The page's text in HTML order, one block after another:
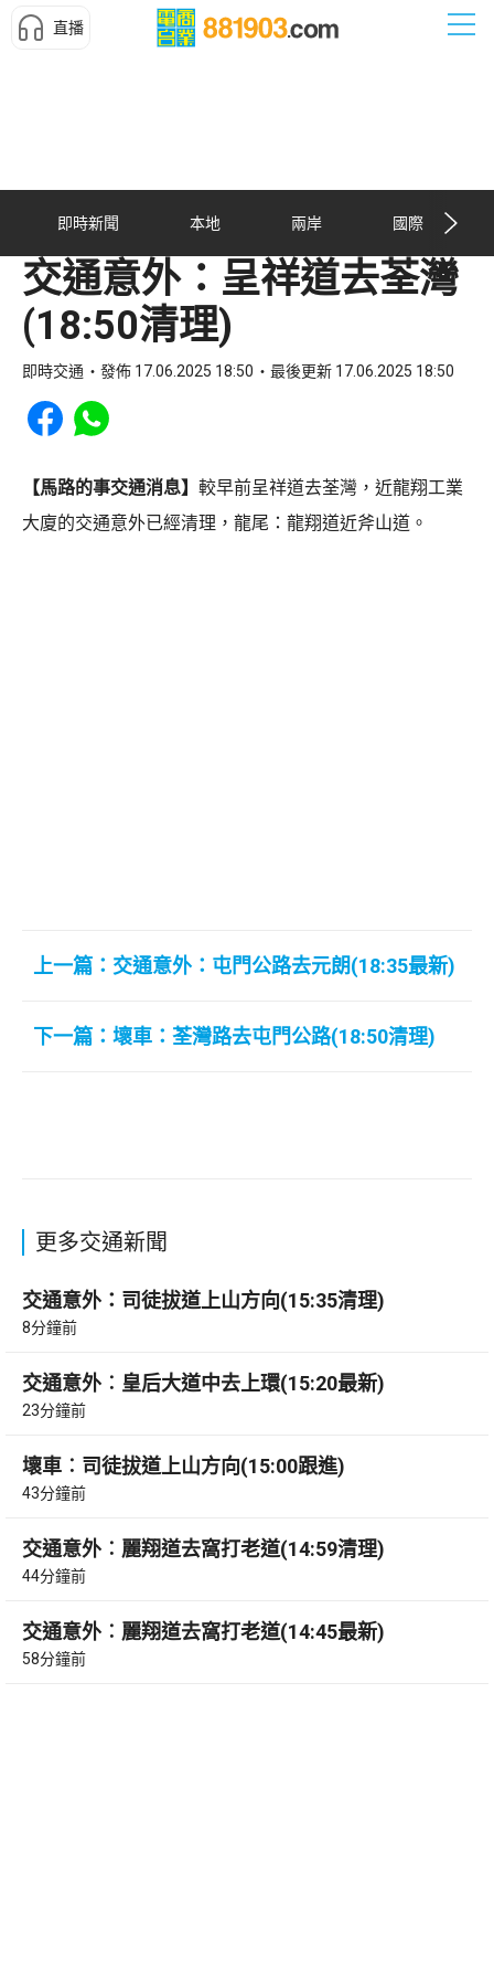
直播
即時新聞 本地 兩岸 國際
交通意外：呈祥道去荃灣
(18:50清理)
即時交通 發佈 17.06.2025 18:50 最後更新 17.06.2025 18:50
Share to Facebook
Share to WhatsApp
【馬路的事交通消息】 較早前呈祥道去荃灣，近龍翔工業
大廈的交通意外已經清理，龍尾：龍翔道近斧山道。
上一篇：交通意外：屯門公路去元朗(18:35最新)
下一篇：壞車：荃灣路去屯門公路(18:50清理)
更多交通新聞
交通意外：司徒拔道上山方向(15:35清理)
8分鐘前
交通意外︰皇后大道中去上環(15:20最新)
23分鐘前
壞車︰司徒拔道上山方向(15:00跟進)
43分鐘前
交通意外︰麗翔道去窩打老道(14:59清理)
44分鐘前
交通意外︰麗翔道去窩打老道(14:45最新)
58分鐘前